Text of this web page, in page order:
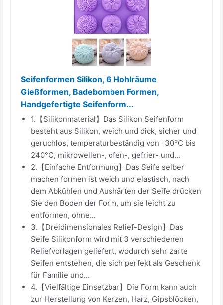
Seifenformen Silikon, 6 Hohlräume
Gießformen, Badebomben Formen,
Handgefertigte Seifenform...
1.【Silikonmaterial】Das Silikon Seifenform
besteht aus Silikon, weich und dick, sicher und
geruchlos, temperaturbeständig von -30°C bis
240°C, mikrowellen-, ofen-, gefrier- und...
2.【Einfache Entformung】Das Seife selber
machen formen ist weich und elastisch, nach
dem Abkühlen und Aushärten der Seife drücken
Sie den Boden der Form, um sie leicht zu
entformen, ohne...
3.【Dreidimensionales Relief-Design】Das
Seife Silikonform wird mit 3 verschiedenen
Reliefvorlagen geliefert, wodurch sehr zarte
Seifen entstehen, die sich perfekt als Geschenk
für Familie und...
4.【Vielfältige Einsetzbar】Die Form kann auch
zur Herstellung von Kerzen, Harz, Gipsblöcken,